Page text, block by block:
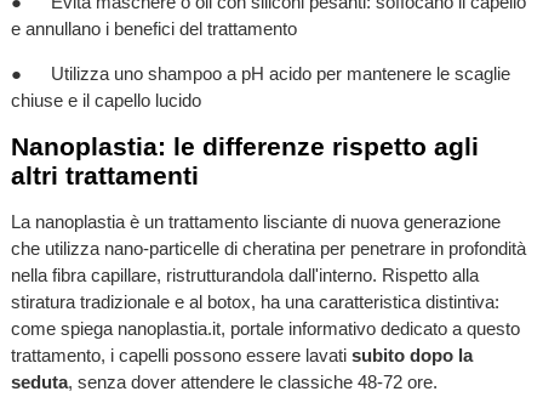
e annullano i benefici del trattamento
● Utilizza uno shampoo a pH acido per mantenere le scaglie
chiuse e il capello lucido
Nanoplastia: le differenze rispetto agli
altri trattamenti
La nanoplastia è un trattamento lisciante di nuova generazione
che utilizza nano-particelle di cheratina per penetrare in profondità
nella fibra capillare, ristrutturandola dall'interno. Rispetto alla
stiratura tradizionale e al botox, ha una caratteristica distintiva:
come spiega nanoplastia.it, portale informativo dedicato a questo
trattamento, i capelli possono essere lavati subito dopo la
seduta, senza dover attendere le classiche 48-72 ore.